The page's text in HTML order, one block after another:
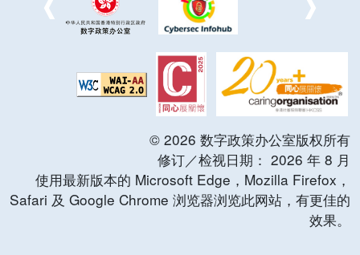
© 2026 数字政策办公室版权所有
修订／检视日期： 2026 年 8 月
使用最新版本的 Microsoft Edge，Mozilla Firefox，
Safari 及 Google Chrome 浏览器浏览此网站，有更佳的
效果。